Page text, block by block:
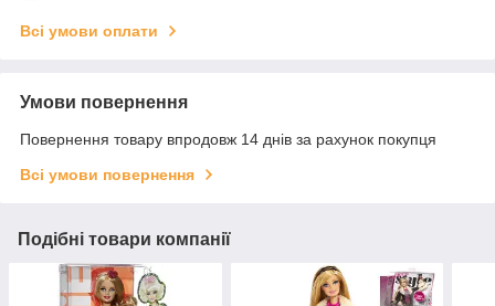
Всі умови оплати
Умови повернення
Повернення товару впродовж 14 днів за рахунок покупця
Всі умови повернення
Подібні товари компанії